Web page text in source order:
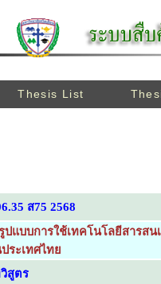
Thesis List
ส75 2568
แบบการใช้เทคโนโลยีสารสน
ระเทศไทย
สูตร